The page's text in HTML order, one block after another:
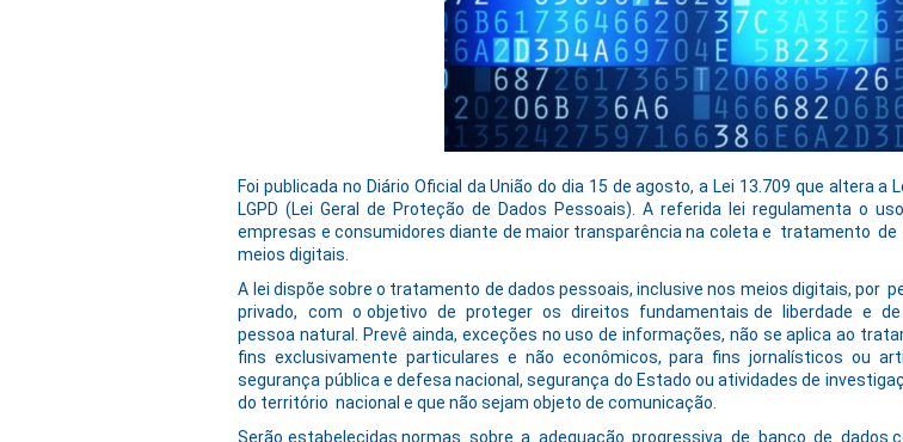
Foi publicada no Diário Oficial da União do dia 15 de agosto, a Lei 13.709 que altera
LGPD (Lei Geral de Proteção de Dados Pessoais). A referida lei regulamenta o
empresas e consumidores diante de maior transparência na coleta e tratamento
meios digitais.
A lei dispõe sobre o tratamento de dados pessoais, inclusive nos meios digitais,
privado, com o objetivo de proteger os direitos fundamentais de liberdade e de
pessoa natural. Prevê ainda, exceções no uso de informações, não se aplica ao
fins exclusivamente particulares e não econômicos, para fins jornalísticos ou
segurança pública e defesa nacional, segurança do Estado ou atividades de
do território nacional e que não sejam objeto de comunicação.
Serão estabelecidas normas sobre a adequação progressiva de banco de dados